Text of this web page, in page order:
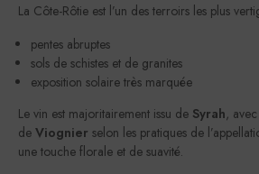
La Côte-Rôtie est l’un des terroirs les plus
pentes abruptes
sols de schistes et de granites
exposition solaire très marquée
Le vin est majoritairement issu de Syrah,
de Viognier selon les pratiques de
une touche florale et de suavité.